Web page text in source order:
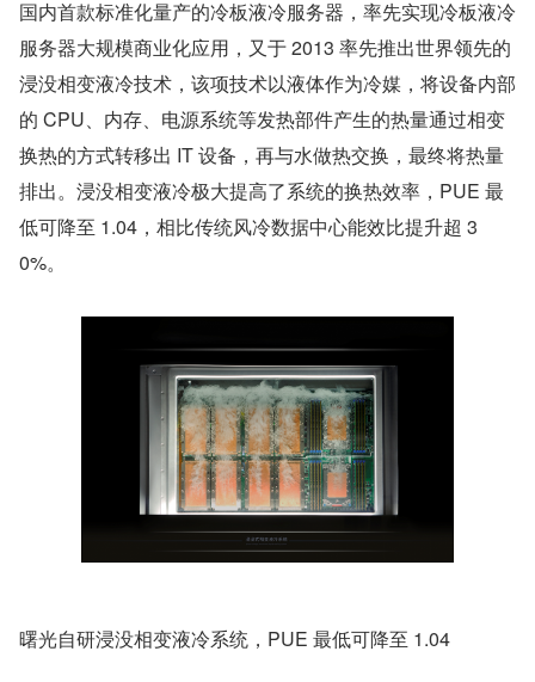
国内首款标准化量产的冷板液冷服务器，率先实现冷板液冷
服务器大规模商业化应用，又于 2013 率先推出世界领先的
浸没相变液冷技术，该项技术以液体作为冷媒，将设备内部
的 CPU、内存、电源系统等发热部件产生的热量通过相变
换热的方式转移出 IT 设备，再与水做热交换，最终将热量
排出。浸没相变液冷极大提高了系统的换热效率，PUE 最
低可降至 1.04，相比传统风冷数据中心能效比提升超 3
0%。
曙光自研浸没相变液冷系统，PUE 最低可降至 1.04